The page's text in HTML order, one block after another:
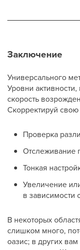
Заключение
Универсального
Уровни
скорость
Скорректируй свою
Проверка
Отслеживание
Тонкая
Увеличение
в зависимости
В некоторых
слишком много,
оазис; в других